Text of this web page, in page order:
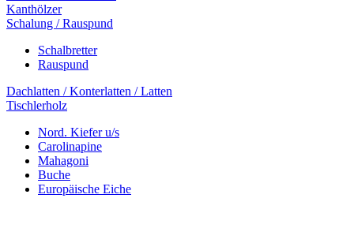
Kanthölzer
Schalung / Rauspund
Schalbretter
Rauspund
Dachlatten / Konterlatten / Latten
Tischlerholz
Nord. Kiefer u/s
Carolinapine
Mahagoni
Buche
Europäische Eiche